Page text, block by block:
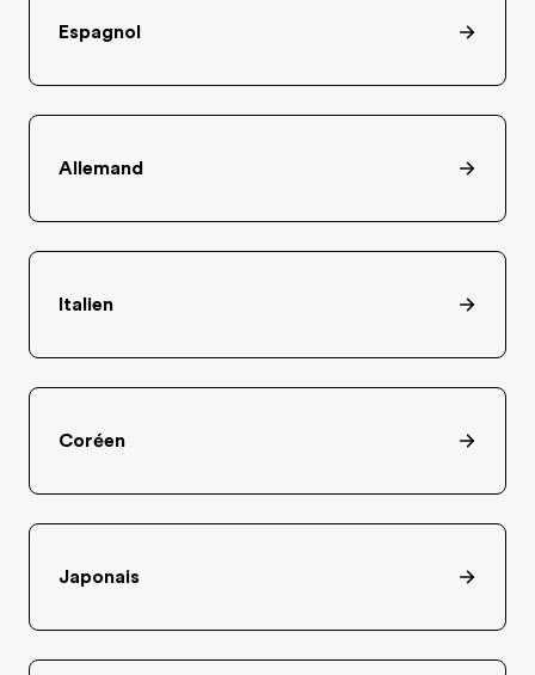
Espagnol
Allemand
Italien
Coréen
Japonais